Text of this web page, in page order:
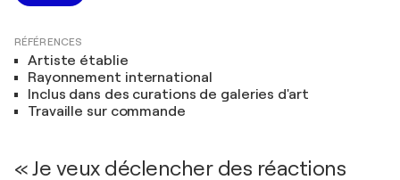
RÉFÉRENCES
Artiste établie
Rayonnement international
Inclus dans des curations de galeries d'art
Travaille sur commande
« Je veux déclencher des réactions